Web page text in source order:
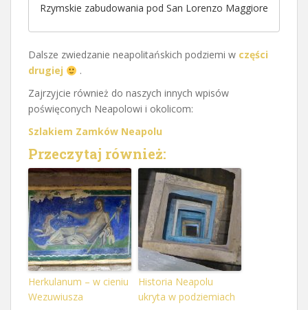
Rzymskie zabudowania pod San Lorenzo Maggiore
Dalsze zwiedzanie neapolitańskich podziemi w części
drugiej
.
Zajrzyjcie również do naszych innych wpisów
poświęconych Neapolowi i okolicom:
Szlakiem Zamków Neapolu
Przeczytaj również:
Herkulanum – w cieniu
Wezuwiusza
Historia Neapolu
ukryta w podziemiach